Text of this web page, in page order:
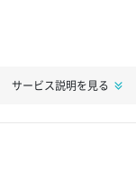
サービス説明を見る